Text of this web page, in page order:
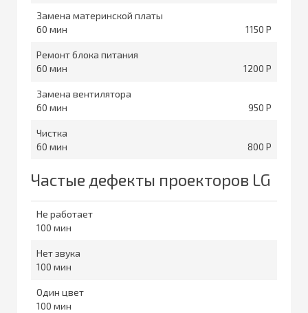
Замена материнской платы
60
1150
Ремонт блока питания
60
1200
Замена вентилятора
60
950
Чистка
60
800
Частые дефекты проекторов LG
Не работает
100
Нет звука
100
Один цвет
100